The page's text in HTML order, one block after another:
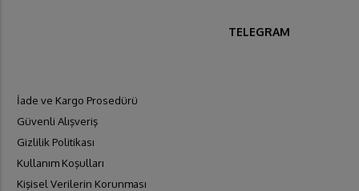
TELEGRAM
İade ve Kargo Prosedürü
Güvenli Alışveriş
Gizlilik Politikası
Kullanım Koşulları
Kişisel Verilerin Korunması